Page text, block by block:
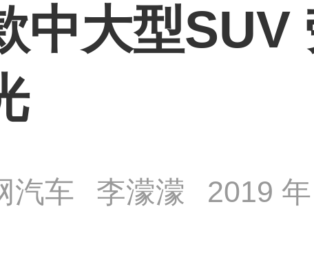
中大型SUV
汽车 李濛濛 2019